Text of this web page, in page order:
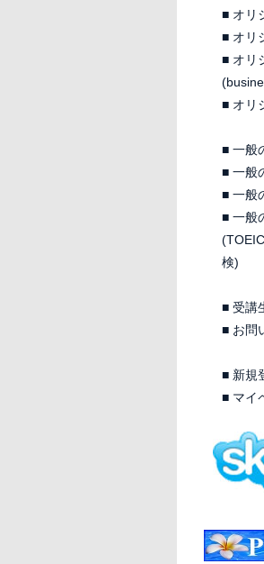
■ オリ
■ オリ
■ オリ
■ オリ
■ 一般
■ 一般
■ 一般
■ 一般
検)
■ 受講
■ お問
■ 新規
■ マイ